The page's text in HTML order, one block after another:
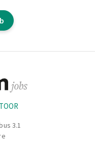
precisie te
3.1